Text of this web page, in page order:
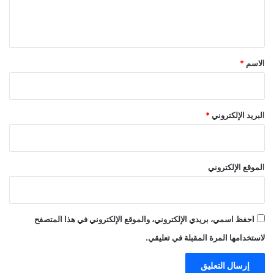
*
الاسم *
البريد الإلكتروني *
الموقع الإلكتروني
احفظ اسمي، بريدي الإلكتروني، والموقع الإلكتروني في هذا المتصفح
لاستخدامها المرة المقبلة في تعليقي.